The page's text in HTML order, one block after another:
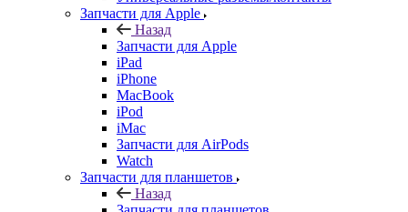
Запчасти для Apple
Назад
Запчасти для Apple
iPad
iPhone
MacBook
iPod
iMac
Запчасти для AirPods
Watch
Запчасти для планшетов
Назад